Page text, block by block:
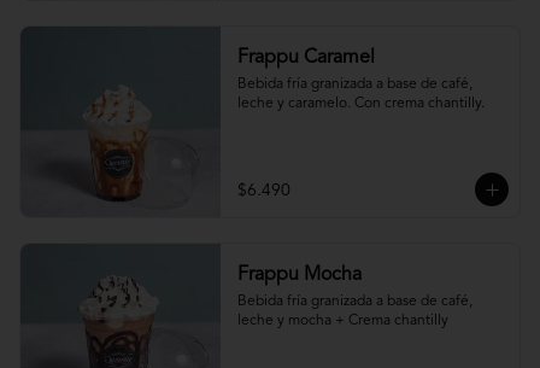
Frappu Caramel
Bebida fría granizada a base de café,
leche y caramelo. Con crema chantilly.
$6.490
Frappu Mocha
Bebida fría granizada a base de café,
leche y mocha + Crema chantilly